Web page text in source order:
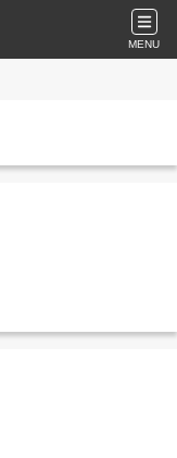
MENU